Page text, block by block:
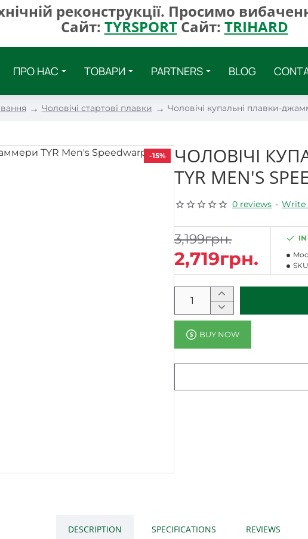
реконструкції. Просимо
Сайт: TYRSPORTСайт: TRIHARD
ПРО НАС ТОВАРИ PARTNERS BLOG
Чоловічі стартові плавки Чоловічі купальні плавки-
-15%
ЧОЛОВІЧІ
TYR MEN'S
0 reviews - Write
2,719грн.
3,199грн.
IN
BUY NOW
DESCRIPTION SPECIFICATIONS REVIEWS